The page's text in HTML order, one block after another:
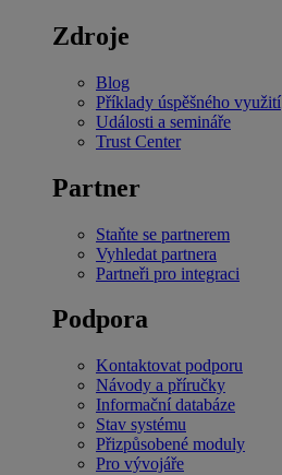
Zdroje
Blog
Příklady úspěšného využití
Události a semináře
Trust Center
Partner
Staňte se partnerem
Vyhledat partnera
Partneři pro integraci
Podpora
Kontaktovat podporu
Návody a příručky
Informační databáze
Stav systému
Přizpůsobené moduly
Pro vývojáře